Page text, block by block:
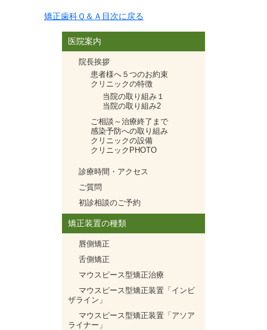
矯正歯科Ｑ＆Ａ目次に戻る
医院案内
院長挨拶
患者様へ５つのお約束
クリニックの特徴
当院の取り組み１
当院の取り組み2
ご相談～治療終了まで
感染予防への取り組み
クリニックの設備
クリニックPHOTO
診療時間・アクセス
ご質問
初診相談のご予約
矯正装置の種類
唇側矯正
舌側矯正
マウスピース型矯正治療
マウスピース型矯正装置「インビ
ザライン」
マウスピース型矯正装置「アソア
ライナー」